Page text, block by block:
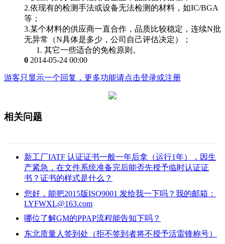
2.依现有的检测手法或设备无法检测的材料，如IC/BGA
等；
3.某个材料的供应商一直合作，品质比较稳定，连续N批
无异常（N具体是多少，公司自己评估决定）；
其它一些适合的免检原则。
0 2014-05-24 00:00
游客只显示一个回复，更多功能请点击登录或注册
相关问题
新工厂IATF 认证证书一般一年后拿（运行1年），因生
产紧急，在文件系统准备完后能否先授予临时认证证
书？证书的样式是什么？
您好，能把2015版ISO9001 发给我一下吗？我的邮箱：
LYFWXL@163.com
哪位了解GM的PPAP流程能告知下吗？
东北质量人签到处（拒不签到者将不授予活雷锋称号）